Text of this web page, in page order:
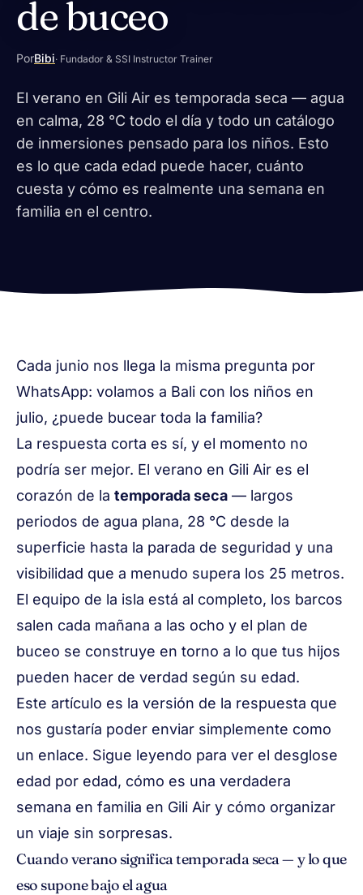
de buceo
PorBibi· Fundador & SSI Instructor Trainer
El verano en Gili Air es temporada seca — agua
en calma, 28 °C todo el día y todo un catálogo
de inmersiones pensado para los niños. Esto
es lo que cada edad puede hacer, cuánto
cuesta y cómo es realmente una semana en
familia en el centro.
Cada junio nos llega la misma pregunta por
WhatsApp: volamos a Bali con los niños en
julio, ¿puede bucear toda la familia?
La respuesta corta es sí, y el momento no
podría ser mejor. El verano en Gili Air es el
corazón de la temporada seca — largos
periodos de agua plana, 28 °C desde la
superficie hasta la parada de seguridad y una
visibilidad que a menudo supera los 25 metros.
El equipo de la isla está al completo, los barcos
salen cada mañana a las ocho y el plan de
buceo se construye en torno a lo que tus hijos
pueden hacer de verdad según su edad.
Este artículo es la versión de la respuesta que
nos gustaría poder enviar simplemente como
un enlace. Sigue leyendo para ver el desglose
edad por edad, cómo es una verdadera
semana en familia en Gili Air y cómo organizar
un viaje sin sorpresas.
Cuando verano significa temporada seca — y lo que
eso supone bajo el agua